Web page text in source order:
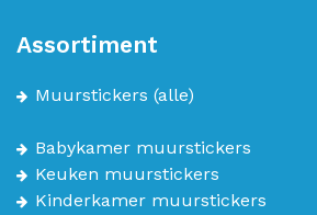
Assortiment
Muurstickers (alle)
Babykamer muurstickers
Keuken muurstickers
Kinderkamer muurstickers